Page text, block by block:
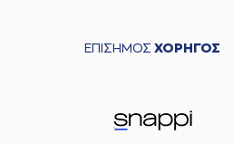
ΕΠΙΣΗΜΟΣ ΧΟΡΗΓΟΣ